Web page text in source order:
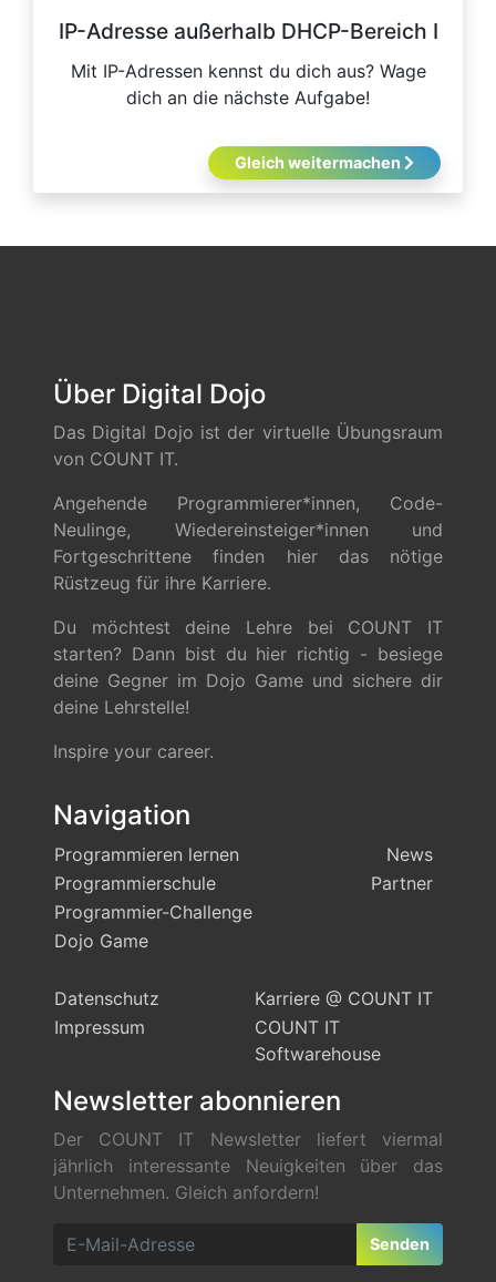
IP-Adresse außerhalb DHCP-Bereich I
Mit IP-Adressen kennst du dich aus? Wage
dich an die nächste Aufgabe!
Gleich weitermachen
Über Digital Dojo
Das Digital Dojo ist der virtuelle Übungsraum
von COUNT IT.
Angehende Programmierer*innen, Code-
Neulinge, Wiedereinsteiger*innen und
Fortgeschrittene finden hier das nötige
Rüstzeug für ihre Karriere.
Du möchtest deine Lehre bei COUNT IT
starten? Dann bist du hier richtig - besiege
deine Gegner im Dojo Game und sichere dir
deine Lehrstelle!
Inspire your career.
Navigation
Programmieren lernen
News
Programmierschule
Partner
Programmier-Challenge
Dojo Game
Datenschutz
Karriere @ COUNT IT
Impressum
COUNT IT
Softwarehouse
Newsletter abonnieren
Der COUNT IT Newsletter liefert viermal
jährlich interessante Neuigkeiten über das
Unternehmen. Gleich anfordern!
Senden